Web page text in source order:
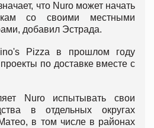
что Nuro может начать
со своими местными
добавил Эстрада.
Pizza в прошлом году
по доставке вместе с
Nuro испытывать свои
в отдельных округах
в том числе в районах